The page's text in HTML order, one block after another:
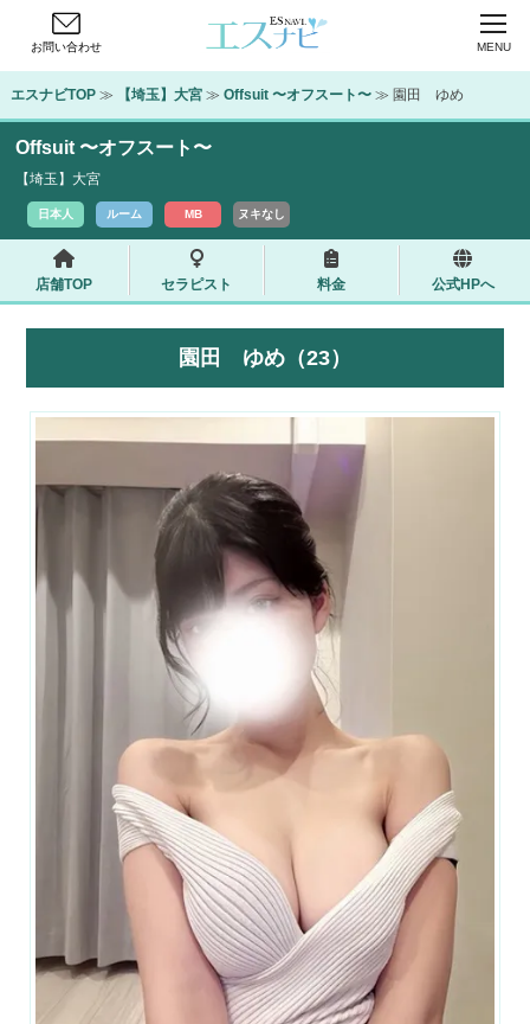
お問い合わせ MENU
エスナビTOP ≫ 【埼玉】大宮 ≫ Offsuit 〜オフスート〜 ≫ 園田　ゆめ
Offsuit 〜オフスート〜
【埼玉】大宮
日本人 ルーム MB ヌキなし
店舗TOP セラピスト 料金 公式HPへ
園田 ゆめ（23）